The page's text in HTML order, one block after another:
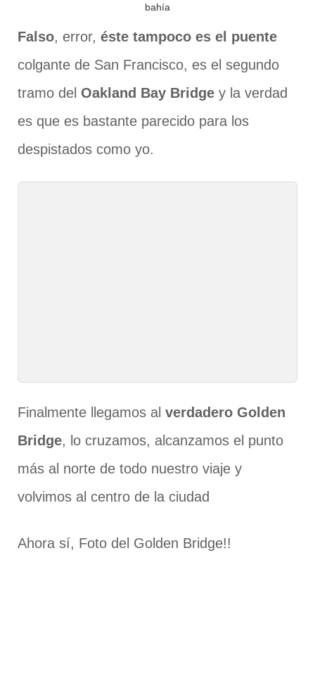
bahía
Falso, error, éste tampoco es el puente
colgante de San Francisco, es el segundo
tramo del Oakland Bay Bridge y la verdad
es que es bastante parecido para los
despistados como yo.
Finalmente llegamos al verdadero Golden
Bridge, lo cruzamos, alcanzamos el punto
más al norte de todo nuestro viaje y
volvimos al centro de la ciudad
Ahora sí, Foto del Golden Bridge!!